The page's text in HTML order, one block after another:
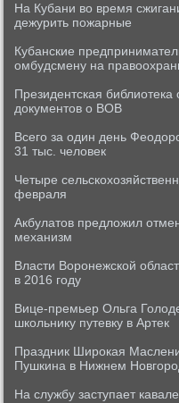
На Кубани во время
дежурить пожарные
Кубанские
омбудсмену на
Президентская
документов о ВОВ
Всего за один день
31 тыс. человек
Четыре
февраля
Акбулатов предложил
механизм
Власти Воронежской
в 2016 году
Вице-премьер Ольга
школьнику путевку в Артек
Праздник Широкая
Пушкина в Нижнем
На службу заступает